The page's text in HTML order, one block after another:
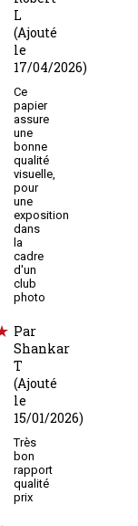
L
(Ajouté
le
17/04/2026)
Ce
papier
assure
une
bonne
qualité
visuelle,
pour
une
exposition
dans
la
cadre
d'un
club
photo
Par
Shankar
T
(Ajouté
le
15/01/2026)
Très
bon
rapport
qualité
prix